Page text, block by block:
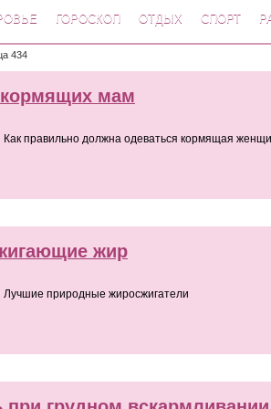
ГОРОСКОП ОТДЫХ СПОРТ
434
мам
Как правильно должна одеваться кормящая
жир
Лучшие природные жиросжигатели